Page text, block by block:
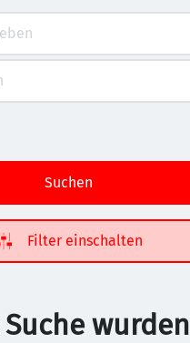
Suchen
Filter einschalten
wurden